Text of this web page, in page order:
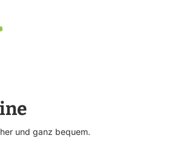
und ganz bequem.